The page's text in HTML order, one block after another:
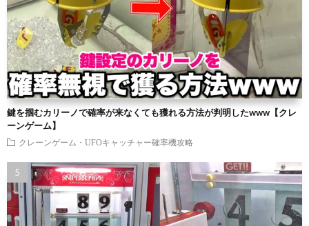
鍵を掴むカリーノで確率が来なくても獲れる方法が判明したwww【クレ
ーンゲーム】
クレーンゲーム・UFOキャッチャー確率機攻略